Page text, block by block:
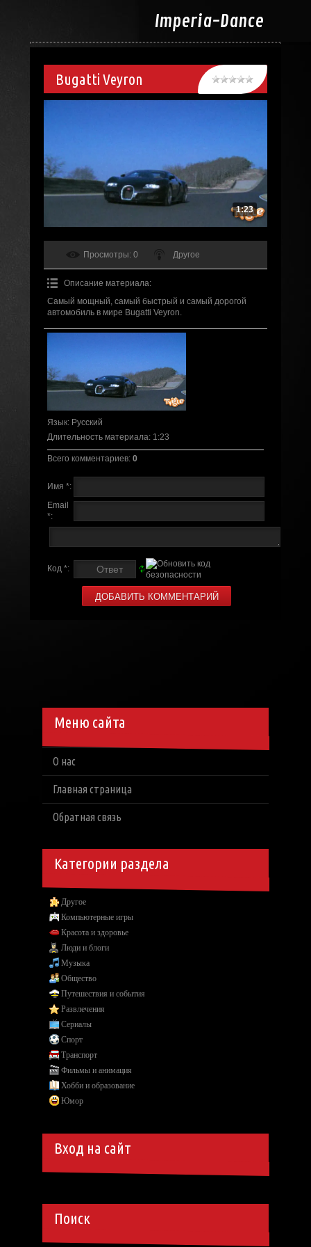
Imperia-Dance
Bugatti Veyron
1:23
Просмотры: 0 Другое
Описание материала:
Самый мощный, самый быстрый и самый дорогой
автомобиль в мире Bugatti Veyron.
Язык: Русский
Длительность материала: 1:23
Всего комментариев: 0
Имя *:
Email
*:
Код *:
Меню сайта
О нас
Главная страница
Обратная связь
Категории раздела
Другое
Компьютерные игры
Красота и здоровье
Люди и блоги
Музыка
Общество
Путешествия и события
Развлечения
Сериалы
Спорт
Транспорт
Фильмы и анимация
Хобби и образование
Юмор
Вход на сайт
Поиск